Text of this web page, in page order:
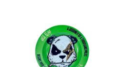
PANDA
cantidad